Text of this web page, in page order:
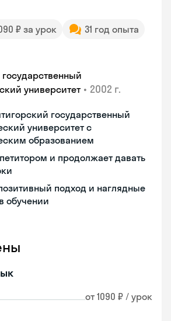
₽ за урок
31 год опыта
университет • 2002 г.
государственный
университет с
образованием
и продолжает давать
подход и наглядные
обучении
от 1090 ₽ / урок